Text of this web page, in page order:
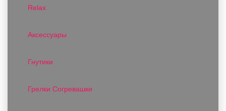
Relax
Аксессуары
Гнутики
Грелки Согревашки